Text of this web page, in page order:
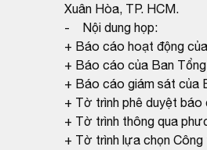
Xuân Hòa, TP. HCM.
- Nội dung họp:
+ Báo cáo hoạt động
+ Báo cáo của Ban
+ Báo cáo giám sát của
+ Tờ trình phê duyệt báo
+ Tờ trình thông qua
+ Tờ trình lựa chọn